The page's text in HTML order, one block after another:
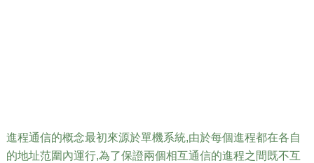
進程通信的概念最初來源於單機系統,由於每個進程都在各自
的地址范圍內運行,為了保證兩個相互通信的進程之間既不互